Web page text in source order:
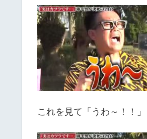
これを見て「うわ～！！